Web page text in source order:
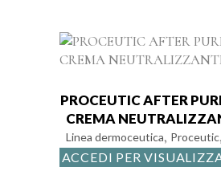
PROCEUTIC AFTER
CREMA
Linea dermoceutica, Proceutic,
ACCEDI PER